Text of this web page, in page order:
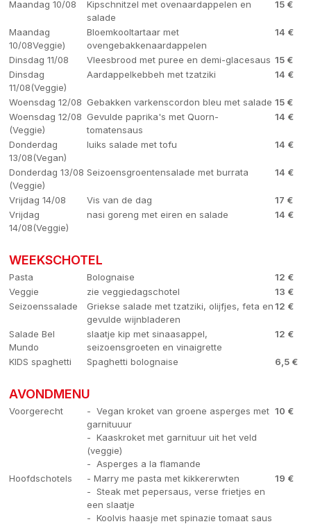
Maandag 10/08
Kipschnitzel met ovenaardappelen en
salade
15 €
Maandag
10/08Veggie)
Bloemkooltartaar met
ovengebakkenaardappelen
14 €
Dinsdag 11/08 Vleesbrood met puree en demi-glacesaus 15 €
Dinsdag
11/08(Veggie)
Aardappelkebbeh met tzatziki 14 €
Woensdag 12/08 Gebakken varkenscordon bleu met salade 15 €
Woensdag 12/08
(Veggie)
Gevulde paprika's met Quorn-
tomatensaus
14 €
Donderdag
13/08(Vegan)
luiks salade met tofu 14 €
Donderdag 13/08
(Veggie)
Seizoensgroentensalade met burrata 14 €
Vrijdag 14/08 Vis van de dag
17 €
Vrijdag
14/08(Veggie)
nasi goreng met eiren en salade 14 €
WEEKSCHOTEL
Pasta Bolognaise
12 €
Veggie
zie veggiedagschotel
13 €
Seizoenssalade
Griekse salade met tzatziki, olijfjes, feta en
gevulde wijnbladeren
12 €
Salade Bel
Mundo
slaatje kip met sinaasappel,
seizoensgroeten en vinaigrette
12 €
KIDS spaghetti Spaghetti bolognaise 6,5 €
AVONDMENU
Voorgerecht
- Vegan kroket van groene asperges met
garnituuur
- Kaaskroket met garnituur uit het veld
(veggie)
- Asperges a la flamande
10 €
Hoofdschotels
- Marry me pasta met kikkererwten
- Steak met pepersaus, verse frietjes en
een slaatje
- Koolvis haasje met spinazie tomaat saus
19 €